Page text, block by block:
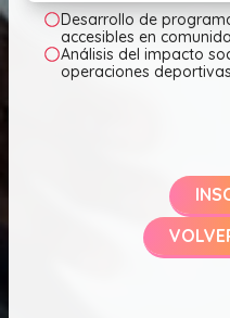
Desarrollo de
accesibles en
Análisis del impacto
operaciones